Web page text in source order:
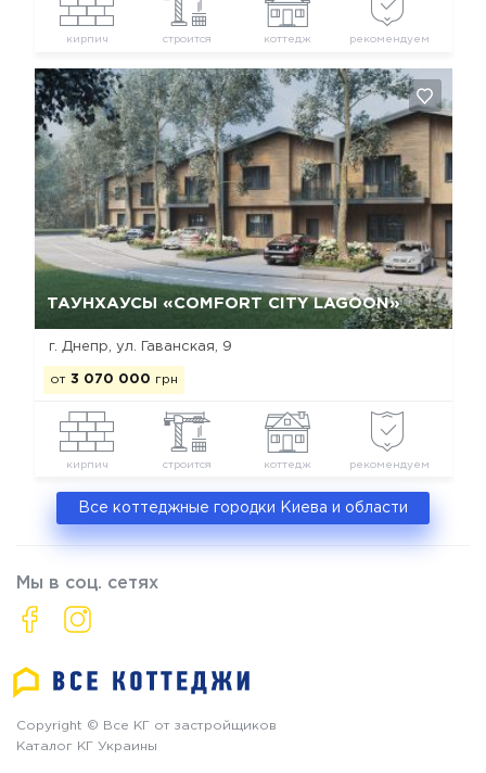
кирпич строится коттедж рекомендуем
ТАУНХАУСЫ «COMFORT CITY LAGOON»
г. Днепр, ул. Гаванская, 9
от 3 070 000 грн
кирпич строится коттедж рекомендуем
Да, удалить
Все коттеджные городки Киева и области
Мы в соц. сетях
Copyright © Все КГ от застройщиков
Каталог КГ Украины